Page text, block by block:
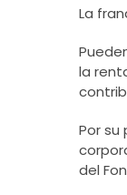
La
la
Por
del